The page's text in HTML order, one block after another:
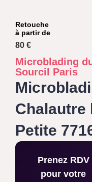
Retouche
à partir de
80 €
Microblading
Sourcil Paris
Chalautre
Petite
Prenez RDV
pour votre